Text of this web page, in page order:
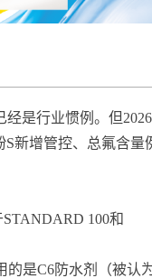
是行业惯例。但
新增管控、总氟含量
100和
的是C6防水剂（被认